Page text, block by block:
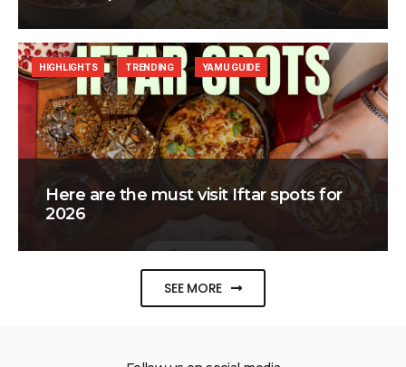
Here are the must visit Iftar spots for
2026
HIGHLIGHTS TRENDING YAMU GUIDE
SEE MORE